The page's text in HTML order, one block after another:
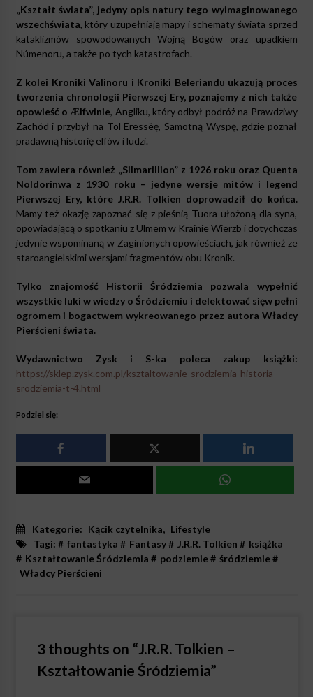
„Kształt świata”, jedyny opis natury tego wyimaginowanego
wszechświata, który uzupełniają mapy i schematy świata sprzed
kataklizmów spowodowanych Wojną Bogów oraz upadkiem
Númenoru, a także po tych katastrofach.
Z kolei Kroniki Valinoru i Kroniki Beleriandu ukazują proces
tworzenia chronologii Pierwszej Ery, poznajemy z nich także
opowieść o Ӕlfwinie, Angliku, który odbył podróż na Prawdziwy
Zachód i przybył na Tol Eressëę, Samotną Wyspę, gdzie poznał
pradawną historię elfów i ludzi.
Tom zawiera również „Silmarillion” z 1926 roku oraz Quenta
Noldorinwa z 1930 roku – jedyne wersje mitów i legend
Pierwszej Ery, które J.R.R. Tolkien doprowadził do końca.
Mamy też okazję zapoznać się z pieśnią Tuora ułożoną dla syna,
opowiadającą o spotkaniu z Ulmem w Krainie Wierzb i dotychczas
jedynie wspominaną w Zaginionych opowieściach, jak również ze
staroangielskimi wersjami fragmentów obu Kronik.
Tylko znajomość Historii Śródziemia pozwala wypełnić
wszystkie luki w wiedzy o Śródziemiu i delektować sięw pełni
ogromem i bogactwem wykreowanego przez autora Władcy
Pierścieni świata.
Wydawnictwo Zysk i S-ka poleca zakup książki:
https://sklep.zysk.com.pl/ksztaltowanie-srodziemia-historia-
srodziemia-t-4.html
Podziel się:
Kategorie: Kącik czytelnika, Lifestyle
Tagi: # fantastyka # Fantasy# J.R.R. Tolkien # książka
# Kształtowanie Śródziemia # podziemie# śródziemie#
Władcy Pierścieni
3 thoughts on “ J.R.R. Tolkien –
Kształtowanie Śródziemia”